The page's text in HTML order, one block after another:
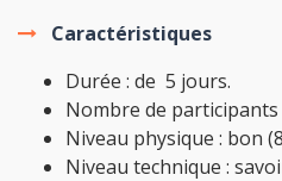
Caractéristiques
Durée : de 5 jours.
Nombre de participants
Niveau physique : bon
Niveau technique :